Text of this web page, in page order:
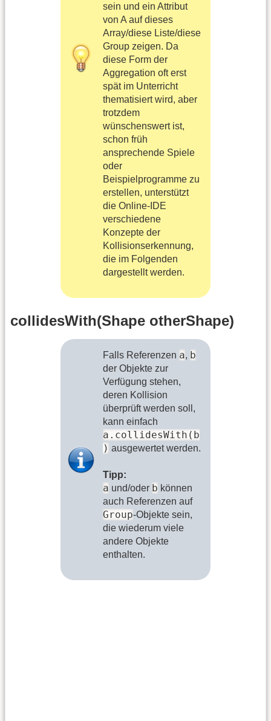
sein und ein Attribut
von A auf dieses
Array/diese Liste/diese
Group zeigen. Da
diese Form der
Aggregation oft erst
spät im Unterricht
thematisiert wird, aber
trotzdem
wünschenswert ist,
schon früh
ansprechende Spiele
oder
Beispielprogramme zu
erstellen, unterstützt
die Online-IDE
verschiedene
Konzepte der
Kollisionserkennung,
die im Folgenden
dargestellt werden.
collidesWith(Shape otherShape)
Falls Referenzen a, b
der Objekte zur
Verfügung stehen,
deren Kollision
überprüft werden soll,
kann einfach
a.collidesWith(b
) ausgewertet werden.
Tipp:
a und/oder b können
auch Referenzen auf
Group-Objekte sein,
die wiederum viele
andere Objekte
enthalten.